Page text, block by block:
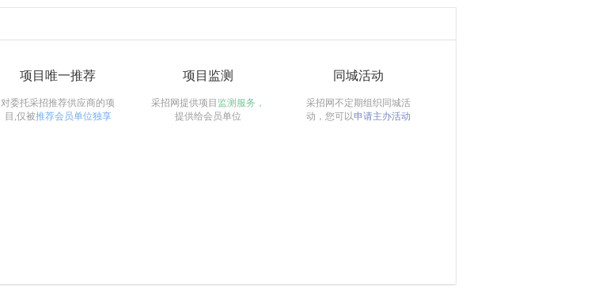
项目唯一推荐
对委托采招推荐供应商的项
目,仅被推荐会员单位独享
项目监测
采招网提供项目 监测服务，
提供给会员单位
同城活动
采招网不定期组织同城活
动，您可以申请主办活动